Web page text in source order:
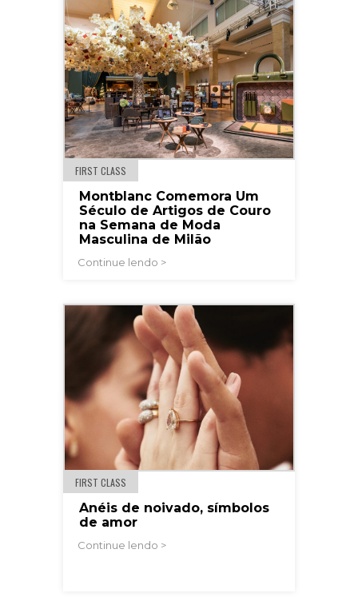
FIRST CLASS
Montblanc Comemora Um
Século de Artigos de Couro
na Semana de Moda
Masculina de Milão
Continue lendo >
FIRST CLASS
Anéis de noivado, símbolos
de amor
Continue lendo >